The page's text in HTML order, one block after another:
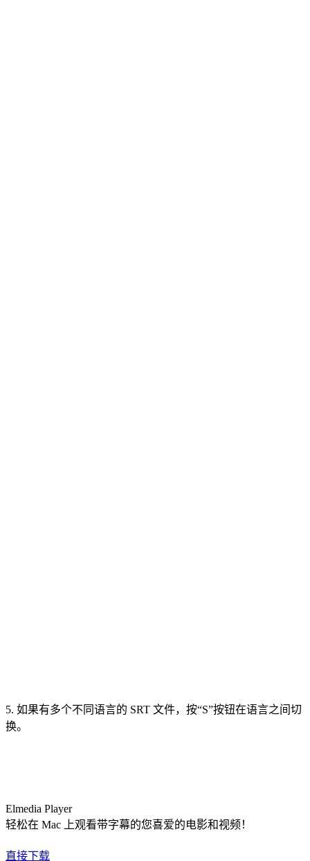
5. 如果有多个不同语言的 SRT 文件，按“S”按钮在语言之间切
换。
Elmedia Player
轻松在 Mac 上观看带字幕的您喜爱的电影和视频！
直接下载